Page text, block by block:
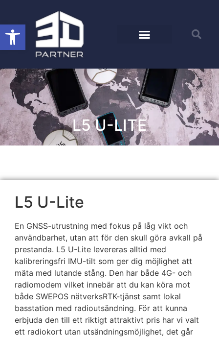
Open toolbar
L5 U-LITE
L5 U-Lite
En GNSS-utrustning med fokus på låg vikt och
användbarhet, utan att för den skull göra avkall på
prestanda. L5 U-Lite levereras alltid med
kalibreringsfri IMU-tilt som ger dig möjlighet att
mäta med lutande stång. Den har både 4G- och
radiomodem vilket innebär att du kan köra mot
både SWEPOS nätverksRTK-tjänst samt lokal
basstation med radioutsändning. För att kunna
erbjuda den till ett riktigt attraktivt pris har vi valt
ett radiokort utan utsändningsmöjlighet, det går